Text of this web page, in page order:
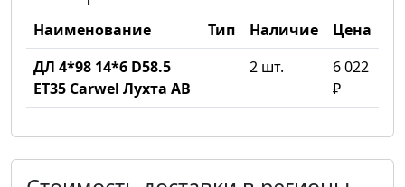
Наименование Тип Наличие
Цена
ДЛ 4*98 14*6 D58.5
ET35 Carwel Лухта AB
2 шт.
6 022
₽